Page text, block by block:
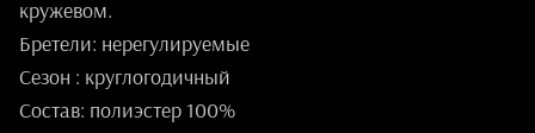
кружевом.
Бретели: нерегулируемые
Сезон : круглогодичный
Состав: полиэстер 100%